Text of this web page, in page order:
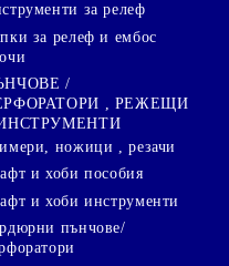
за релеф
за релеф и ембос
/
, РЕЖЕЩИ
ножици , резачи
и хоби пособия
и хоби инструменти
пънчове/